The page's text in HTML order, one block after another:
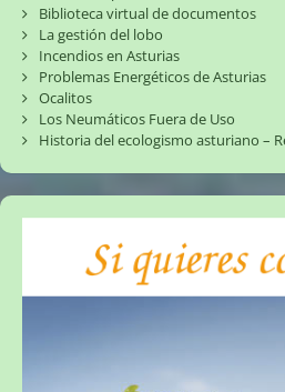
Biblioteca virtual de documentos
La gestión del lobo
Incendios en Asturias
Problemas Energéticos de Asturias
Ocalitos
Los Neumáticos Fuera de Uso
Historia del ecologismo asturiano –